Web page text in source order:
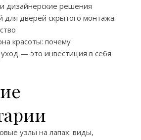
дизайнерские решения
для дверей скрытого монтажа:
красоты: почему
— это инвестиция в себя
узлы на лапах: виды,